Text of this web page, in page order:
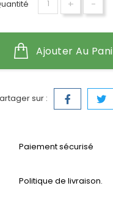
+ -
Ajouter Au
sur :
Paiement sécurisé
Politique de livraison.